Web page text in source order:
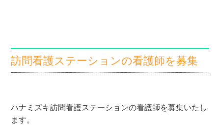
訪問看護ステーションの看護師を募集
ハナミズキ訪問看護ステーションの看護師を募集いたし
ます。